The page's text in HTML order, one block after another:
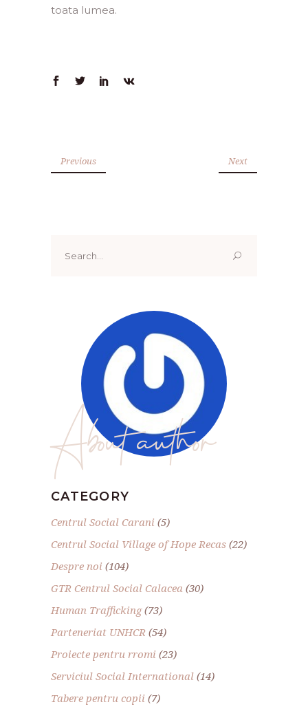
toata lumea.
Previous Next
for:
About author
CATEGORY
Centrul Social Carani (5)
Centrul Social Village of Hope Recas (22)
Despre noi (104)
GTR Centrul Social Calacea (30)
Human Trafficking(73)
Parteneriat UNHCR (54)
Proiecte pentru rromi (23)
Serviciul Social International (14)
Tabere pentru copii (7)